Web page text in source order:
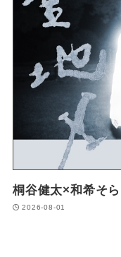
桐谷健太×和希そ
2026-08-01